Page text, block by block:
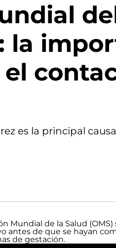
la
es la principal